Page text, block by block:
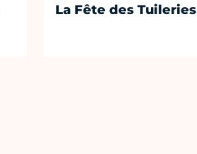
La Fête des Tuileries